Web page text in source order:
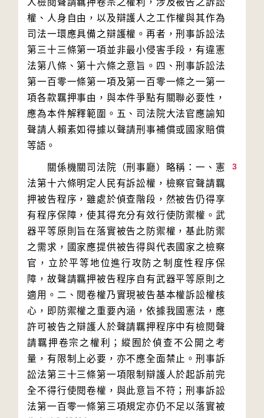
人檢閱聲請羈押卷宗之權利，涉及被告之訴訟
權、人身自由，以及辯護人之工作權與其作為
司法一環應具備之辯護權。再者，刑事訴訟法
第三十三條第一項並非最小侵害手段，有違憲
法第八條、第十六條之意旨。四、刑事訴訟法
第一百零一條第一項及第一百零一條之一第一
項各款羈押事由，與本件爭點有關聯必要性，
應為本件解釋範圍。五、司法院大法官應諭知
聲請人賴素如得據以聲請刑事補償或國家賠償
3
關係機關司法院（刑事廳）略稱：一、憲
法第十六條明定人民有訴訟權，檢察官聲請羈
押被告程序，雖處於偵查階段，然被告仍得享
有程序保障，使其得充分有效行使防禦權。武
器平等原則旨在落實被告之防禦權，基此防禦
之需求，國家應提供被告得與代表國家之檢察
官，立於平等地位進行攻防之制度性程序保
障，故聲請羈押被告程序自有武器平等原則之
適用。二、閱卷權乃實現被告基本權訴訟權核
心，即防禦權之重要內涵，依據我國憲法，應
許可被告之辯護人於聲請羈押程序中有檢閱聲
請羈押卷宗之權利；縱囿於偵查不公開之考
量，有限制上必要，亦不應全面禁止。刑事訴
訟法第三十三條第一項限制辯護人於起訴前完
全不得行使閱卷權，與此意旨不符；刑事訴訟
法第一百零一條第三項規定亦仍不足以落實被